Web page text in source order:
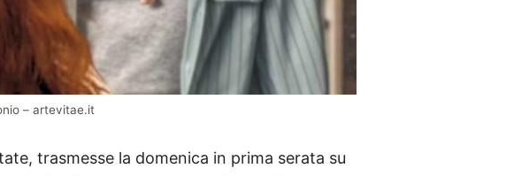
– artevitae.it
trasmesse la domenica in prima serata su